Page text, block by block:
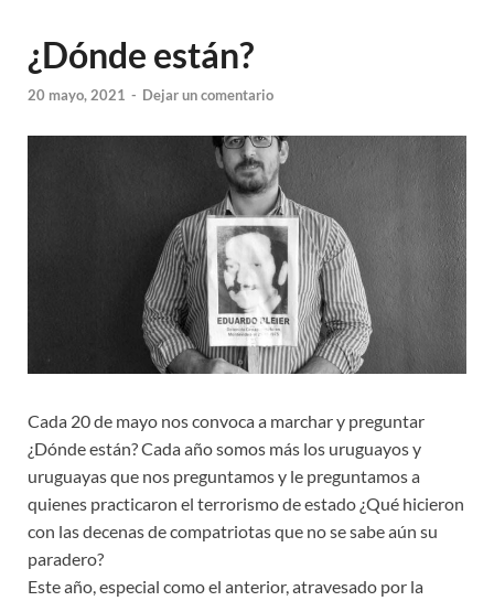
¿Dónde están?
20 mayo, 2021 - Dejar un comentario
Cada 20 de mayo nos convoca a marchar y preguntar
¿Dónde están? Cada año somos más los uruguayos y
uruguayas que nos preguntamos y le preguntamos a
quienes practicaron el terrorismo de estado ¿Qué hicieron
con las decenas de compatriotas que no se sabe aún su
paradero?
Este año, especial como el anterior, atravesado por la